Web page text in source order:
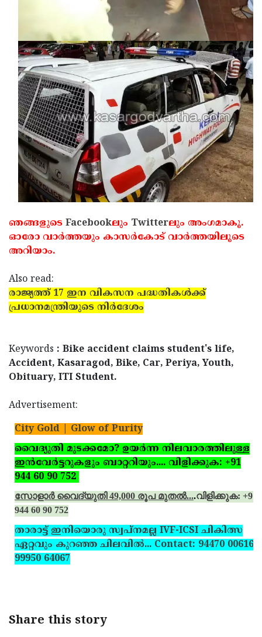
ഞങ്ങളുടെ Facebookലും Twitterലും അംഗമാകൂ.
ഓരോ വാര്‍ത്തയും കാസര്‍കോട് വാര്‍ത്തയിലൂടെ
അറിയാം.
Also read:
രാജ്യത്ത് 17 ഇന വികസന പദ്ധതികള്‍ക്ക്
പ്രധാനമന്ത്രിയുടെ നിര്‍ദേശം
Keywords : Bike accident claims student's life,
Accident, Kasaragod, Bike, Car, Periya, Youth,
Obituary, ITI Student.
Advertisement:
City Gold | Glow of Purity
വൈദ്യുതി മുടക്കമോ? ഉയര്‍ന്ന നിലവാരത്തിലുള്ള
ഇന്‍വേര്‍ട്ടറുകളും ബാറ്ററിയും.... വിളിക്കുക: +91
944 60 90 752
സോളാര്‍ വൈദ്യുതി 49,000 രൂപ മുതല്‍....വിളിക്കുക: +91
944 60 90 752
താരാട്ട് ഇനിയൊരു സ്വപ്‌നമല്ല IVF-ICSI ചികിത്സ
ഏറ്റവും കുറഞ്ഞ ചിലവില്‍... Contact: 94470 00616,
99950 64067
Share this story